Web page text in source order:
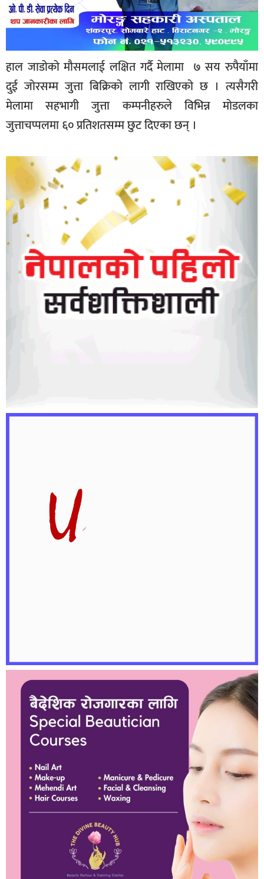
हाल जाडोको मौसमलाई लक्षित गर्दै मेलामा ७ सय रुपैयाँमा
दुई जोरसम्म जुत्ता बिक्रिकाे लागी राखिएकाे छ । त्यसैगरी
मेलामा सहभागी जुत्ता कम्पनीहरुले विभिन्न मोडलका
जुत्ताचप्पलमा ६० प्रतिशतसम्म छुट दिएका छन् ।